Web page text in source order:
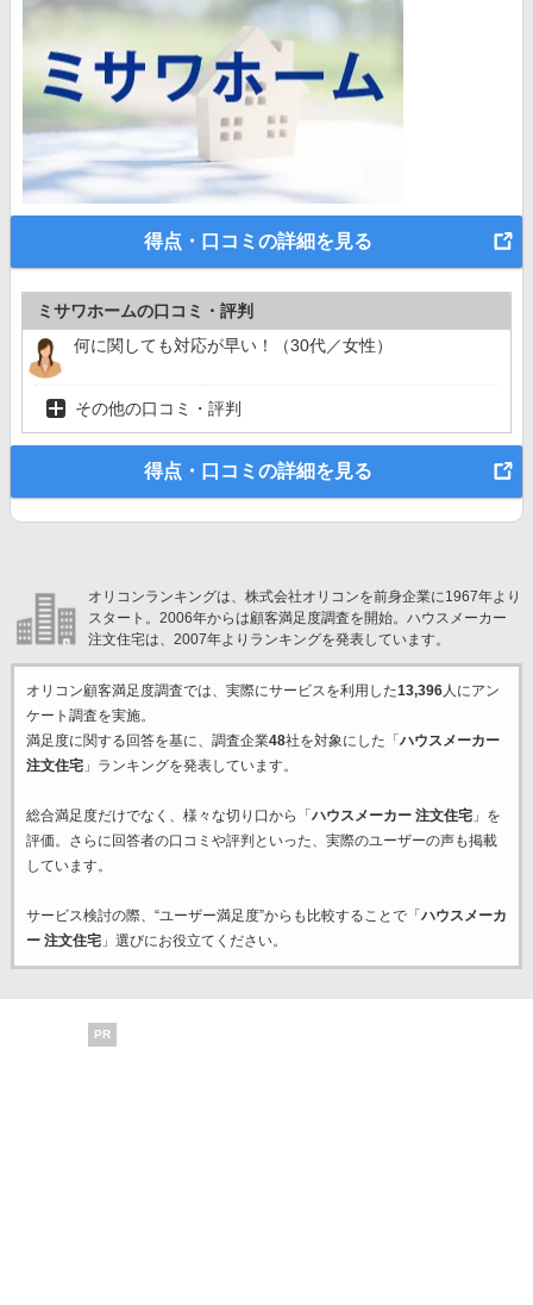
得点・口コミの詳細を見る
ミサワホームの口コミ・評判
何に関しても対応が早い！（30代／女性）
その他の口コミ・評判
得点・口コミの詳細を見る
オリコンランキングは、株式会社オリコンを前身企業に1967年より
スタート。2006年からは顧客満足度調査を開始。ハウスメーカー
注文住宅は、2007年よりランキングを発表しています。
オリコン顧客満足度調査では、実際にサービスを利用した13,396人にアン
ケート調査を実施。
満足度に関する回答を基に、調査企業48社を対象にした「ハウスメーカー
注文住宅」ランキングを発表しています。
総合満足度だけでなく、様々な切り口から「ハウスメーカー 注文住宅」を
評価。さらに回答者の口コミや評判といった、実際のユーザーの声も掲載
しています。
サービス検討の際、“ユーザー満足度”からも比較することで「ハウスメーカ
ー 注文住宅」選びにお役立てください。
PR